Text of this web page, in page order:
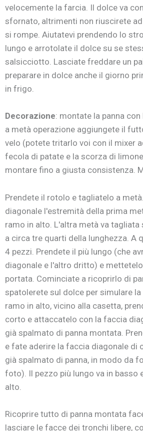
velocemente la farcia. Il dolce va
sfornato, altrimenti non riuscirete
si rompe. Aiutatevi prendendo lo
lungo e arrotolate il dolce su se
salsicciotto. Lasciate freddare un
preparare in dolce anche il giorno
in frigo.
Decorazione: montate la panna
a metà operazione aggiungete il
velo (potete tritarlo voi con il mixer
fecola di patate e la scorza di
montare fino a giusta consistenza.
Prendete il rotolo e tagliatelo a
diagonale l'estremità della prima
ramo in alto. L'altra metà va tagliata
a circa tre quarti della lunghezza. A
4 pezzi. Prendete il più lungo (che
diagonale e l'altro dritto) e
portata. Cominciate a ricoprirlo di
spatolerete sul dolce per simulare la
ramo in alto, vicino alla casetta,
corto e attaccatelo con la faccia
già spalmato di panna montata.
e fate aderire la faccia diagonale di
già spalmato di panna, in modo da
foto). Il pezzo più lungo va in basso
alto.
Ricoprire tutto di panna montata
lasciare le facce dei tronchi libere,